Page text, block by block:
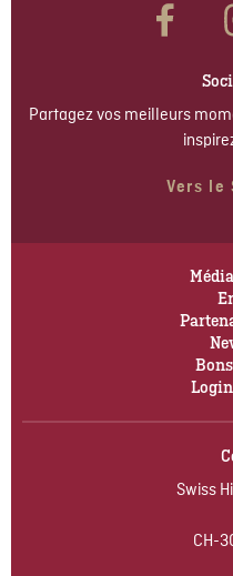
Partagez vos meilleurs
Vers le
Swiss
CH-